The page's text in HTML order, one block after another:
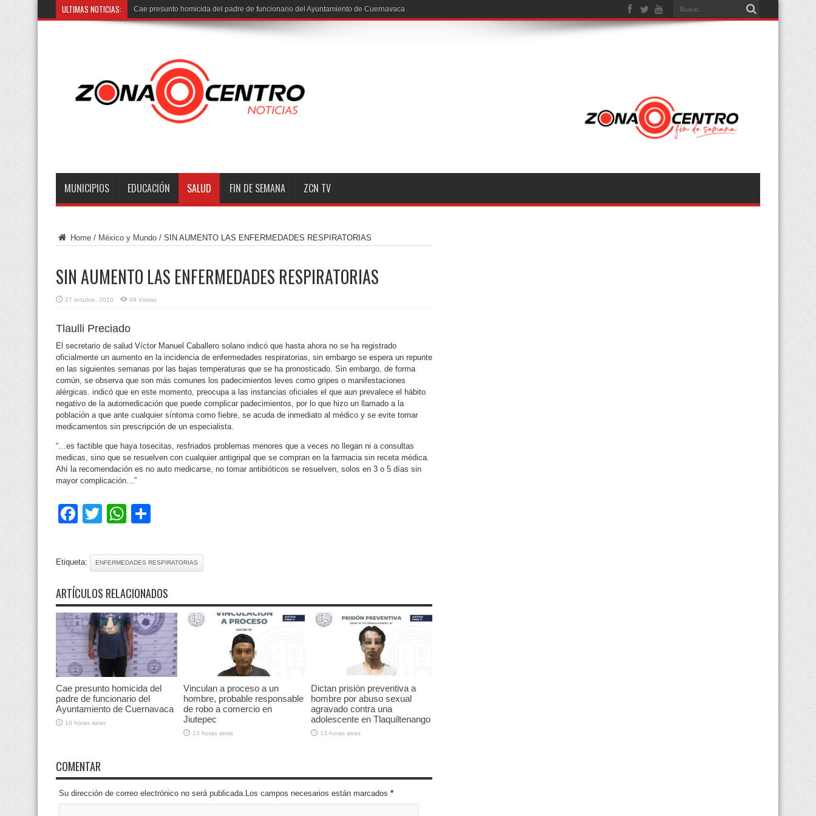
ULTIMAS NOTICIAS: Cae presunto homicida del padre de funcionario del Ayuntamiento de Cuernavaca
MUNICIPIOS EDUCACIÓN SALUD FIN DE SEMANA ZCN TV
Home / México y Mundo / SIN AUMENTO LAS ENFERMEDADES RESPIRATORIAS
SIN AUMENTO LAS ENFERMEDADES RESPIRATORIAS
27 octubre, 2010 69 Visitas
Tlaulli Preciado
El secretario de salud Víctor Manuel Caballero solano indicó que hasta ahora no se ha registrado
oficialmente un aumento en la incidencia de enfermedades respiratorias, sin embargo se espera un repunte
en las siguientes semanas por las bajas temperaturas que se ha pronosticado. Sin embargo, de forma
común, se observa que son más comunes los padecimientos leves como gripes o manifestaciones
alérgicas. indicó que en este momento, preocupa a las instancias oficiales el que aun prevalece el hábito
negativo de la automedicación que puede complicar padecimientos, por lo que hizo un llamado a la
población a que ante cualquier síntoma como fiebre, se acuda de inmediato al médico y se evite tomar
medicamentos sin prescripción de un especialista.
“…es factible que haya tosecitas, resfriados problemas menores que a veces no llegan ni a consultas
medicas, sino que se resuelven con cualquier antigripal que se compran en la farmacia sin receta médica.
Ahí la recomendación es no auto medicarse, no tomar antibióticos se resuelven, solos en 3 o 5 días sin
mayor complicación…”
Facebook
TwitterWhatsApp
Etiqueta: ENFERMEDADES RESPIRATORIAS
ARTÍCULOS RELACIONADOS
Cae presunto homicida del
padre de funcionario del
Ayuntamiento de Cuernavaca
10 horas atras
Vinculan a proceso a un
hombre, probable responsable
de robo a comercio en
Jiutepec
13 horas atras
Dictan prisión preventiva a
hombre por abuso sexual
agravado contra una
adolescente en Tlaquiltenango
13 horas atras
COMENTAR
Su dirección de correo electrónico no será publicada.Los campos necesarios están marcados *